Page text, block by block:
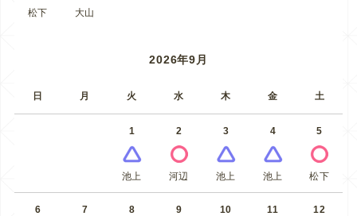
松下 大山
2026年9月
日 月 火 水 木 金 土
1
池上
2
河辺
3
池上
4
池上
5
松下
6 7 8 9 10 11 12